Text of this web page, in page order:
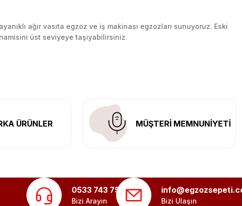
ağır vasıta egzoz ve iş makinası egzozları sunuyoruz. Eski
üst seviyeye taşıyabilirsiniz.
her yerine güvenli kargo ile teslimat gerçekleştiriyoruz.
ÜRÜNLER MÜŞTERİ MEMNUNİYETİ
0533 743 75 56
Bizi Arayın Bizi Ulaşın